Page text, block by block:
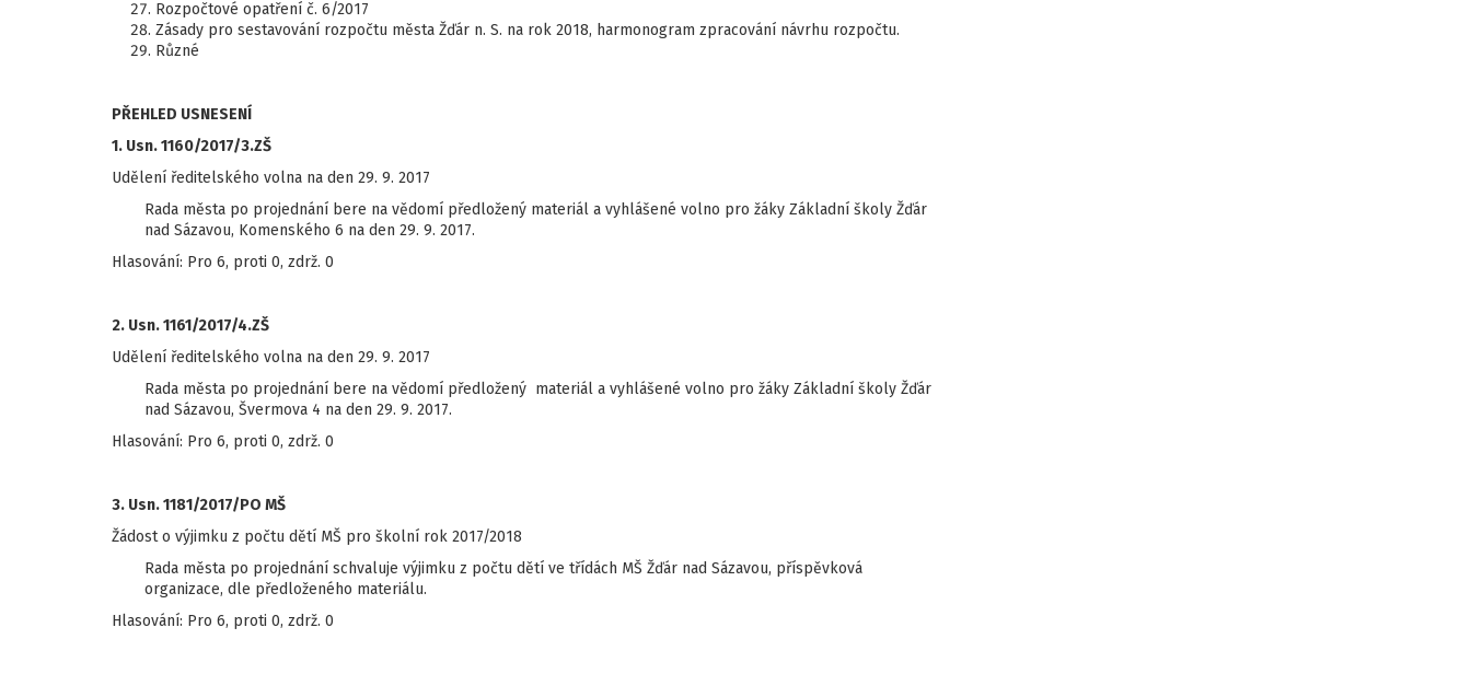
Rozpočtové opatření č. 6/2017
Zásady pro sestavování rozpočtu města Žďár n. S. na rok 2018, harmonogram zpracování návrhu rozpočtu.
Různé
PŘEHLED USNESENÍ
1. Usn. 1160/2017/3.ZŠ
Udělení ředitelského volna na den 29. 9. 2017
Rada města po projednání bere na vědomí předložený materiál a vyhlášené volno pro žáky Základní školy Žďár
nad Sázavou, Komenského 6 na den 29. 9. 2017.
Hlasování: Pro 6, proti 0, zdrž. 0
2. Usn. 1161/2017/4.ZŠ
Udělení ředitelského volna na den 29. 9. 2017
Rada města po projednání bere na vědomí předložený materiál a vyhlášené volno pro žáky Základní školy Žďár
nad Sázavou, Švermova 4 na den 29. 9. 2017.
Hlasování: Pro 6, proti 0, zdrž. 0
3. Usn. 1181/2017/PO MŠ
Žádost o výjimku z počtu dětí MŠ pro školní rok 2017/2018
Rada města po projednání schvaluje výjimku z počtu dětí ve třídách MŠ Žďár nad Sázavou, příspěvková
organizace, dle předloženého materiálu.
Hlasování: Pro 6, proti 0, zdrž. 0